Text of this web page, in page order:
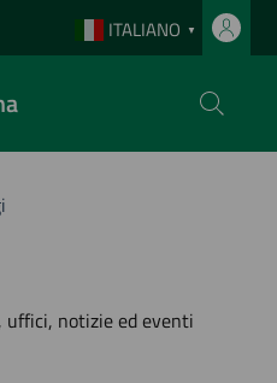
ITALIANO ▼
notizie ed eventi